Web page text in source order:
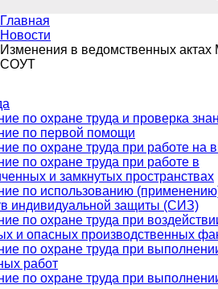
Главная
Новости
Изменения в ведомственных актах
СОУТ
по охране труда и проверка
по первой помощи
по охране труда при работе на
по охране труда при работе в
и замкнутых пространствах
по использованию
индивидуальной защиты (СИЗ)
по охране труда при
и опасных производственных
по охране труда при
работ
по охране труда при